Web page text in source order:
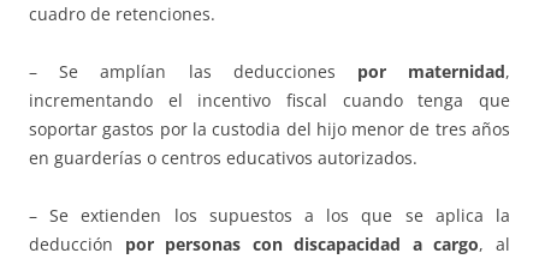
cuadro de retenciones.
– Se amplían las deducciones por maternidad,
incrementando el incentivo fiscal cuando tenga que
soportar gastos por la custodia del hijo menor de tres años
en guarderías o centros educativos autorizados.
– Se extienden los supuestos a los que se aplica la
deducción por personas con discapacidad a cargo, al